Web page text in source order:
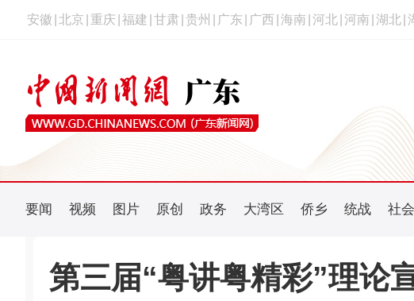
安徽 北京 重庆 福建 甘肃 贵州 广东 广西 海南 河北 河南 湖北
要闻 视频 图片 原创 政务 大湾区 侨乡 统战 社会
第三届“粤讲粤精彩”理论